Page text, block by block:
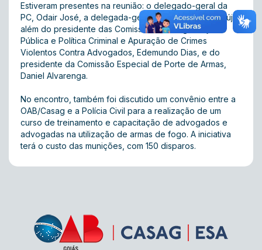
Estiveram presentes na reunião: o delegado-geral da
PC, Odair José, a delegada-geral adjunta, Letícia Araújo,
além do presidente das Comissões de Segurança
Pública e Política Criminal e Apuração de Crimes
Violentos Contra Advogados, Edemundo Dias, e do
presidente da Comissão Especial de Porte de Armas,
Daniel Alvarenga.
No encontro, também foi discutido um convênio entre a
OAB/Casag e a Polícia Civil para a realização de um
curso de treinamento e capacitação de advogados e
advogadas na utilização de armas de fogo. A iniciativa
terá o custo das munições, com 150 disparos.